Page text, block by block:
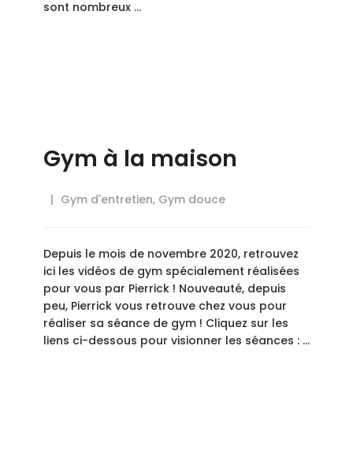
sont nombreux …
Gym à la maison
Gym d'entretien, Gym douce
Depuis le mois de novembre 2020, retrouvez
ici les vidéos de gym spécialement réalisées
pour vous par Pierrick ! Nouveauté, depuis
peu, Pierrick vous retrouve chez vous pour
réaliser sa séance de gym ! Cliquez sur les
liens ci-dessous pour visionner les séances : …